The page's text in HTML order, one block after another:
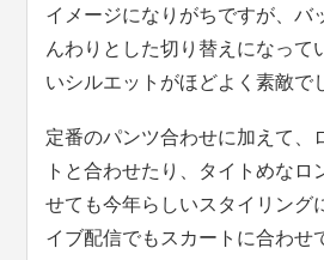
イメージになりがちですが、バ
んわりとした切り替えになって
いシルエットがほどよく素敵で
定番のパンツ合わせに加えて、
トと合わせたり、タイトめなロ
せても今年らしいスタイリング
イブ配信でもスカートに合わせ